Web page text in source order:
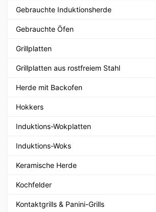
Gebrauchte Induktionsherde
Gebrauchte Öfen
Grillplatten
Grillplatten aus rostfreiem Stahl
Herde mit Backofen
Hokkers
Induktions-Wokplatten
Induktions-Woks
Keramische Herde
Kochfelder
Kontaktgrills & Panini-Grills